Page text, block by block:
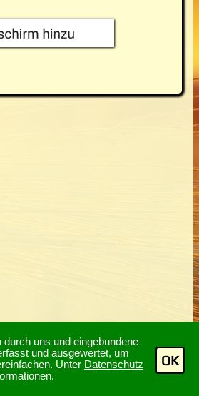
durch uns und eingebundene
und ausgewertet, um
Unter Datenschutz
OK